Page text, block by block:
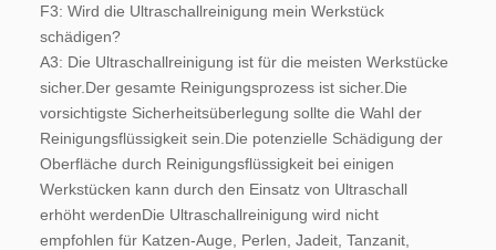
F3: Wird die Ultraschallreinigung mein Werkstück
schädigen?
A3: Die Ultraschallreinigung ist für die meisten Werkstücke
sicher.Der gesamte Reinigungsprozess ist sicher.Die
vorsichtigste Sicherheitsüberlegung sollte die Wahl der
Reinigungsflüssigkeit sein.Die potenzielle Schädigung der
Oberfläche durch Reinigungsflüssigkeit bei einigen
Werkstücken kann durch den Einsatz von Ultraschall
erhöht werdenDie Ultraschallreinigung wird nicht
empfohlen für Katzen-Auge, Perlen, Jadeit, Tanzanit,